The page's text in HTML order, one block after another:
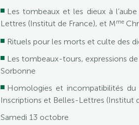
Les tombeaux et les dieux à
Lettres (Institut de France), et Mme
Rituels pour les morts et culte des
Les tombeaux-tours, expressions de
Sorbonne
Homologies et incompatibilités
Inscriptions et Belles-Lettres (Institut
Samedi 13 octobre